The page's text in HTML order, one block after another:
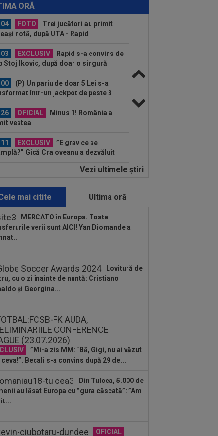
ORĂ
după ce Manchester City a refuzat...
FOTO
Trei jucători au primit
notă, după UTA - Rapid
EXCLUSIV
Rapid s-a convins de
Stojilkovic, după doar o singură
(P) Un pariu de doar 5 Lei s-a
într-un jackpot de peste 3
OFICIAL
Minus 1! România a
vestea
EXCLUSIV
”E grav ce se
Gică Craioveanu a dezvăluit
Farul - Csikszereda, LIVE VIDEO,
Antrenor pentru CFR Cluj!
a fost pus "pe masă", urmează
EXCLUSIV
Fără dubii! Victor
i-a spus-o direct lui Daniel Pancu
Arad - Rapid! Cât ar putea lipsi
Rodri nu stă la discuții! Decizia
Vezi ultimele ştiri
mai citite Ultima oră
MERCATO în Europa. Toate
verii sunt AICI! Yan Diomande a
Lovitură de
cu o zi înainte de nuntă: Cristiano
și Georgina...
”Mi-a zis MM: `Bă, Gigi, nu ai văzut
ceva!”. Becali s-a convins după 29 de...
Din Tulcea, 5.000 de
au lăsat Europa cu ”gura căscată”: ”Am
OFICIAL